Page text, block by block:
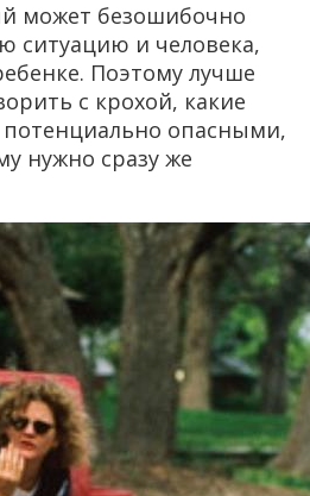
может безошибочно
ситуацию и человека,
Поэтому лучше
с крохой, какие
потенциально опасными,
нужно сразу же